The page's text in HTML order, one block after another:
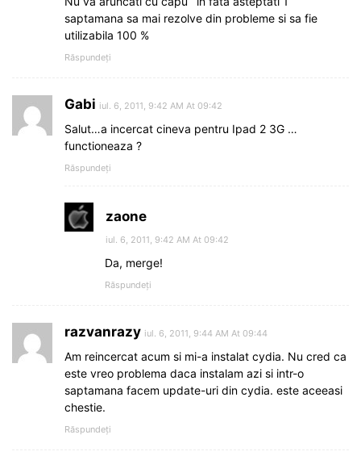
saptamana sa mai rezolve din probleme si sa fie
utilizabila 100 %
Răspundeți
Gabi iul. 6, 2011, 9:42 AM At 09:42
Salut…a incercat cineva pentru Ipad 2 3G …
functioneaza ?
Răspundeți
zaone
iul. 6, 2011, 9:42 AM At 09:42
Da, merge!
Răspundeți
razvanrazy iul. 6, 2011, 9:44 AM At 09:44
Am reincercat acum si mi-a instalat cydia. Nu cred ca
este vreo problema daca instalam azi si intr-o
saptamana facem update-uri din cydia. este aceeasi
chestie.
Răspundeți